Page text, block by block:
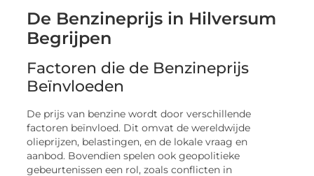
De Benzineprijs in Hilversum
Begrijpen
Factoren die de Benzineprijs
Beïnvloeden
De prijs van benzine wordt door verschillende
factoren beïnvloed. Dit omvat de wereldwijde
olieprijzen, belastingen, en de lokale vraag en
aanbod. Bovendien spelen ook geopolitieke
gebeurtenissen een rol, zoals conflicten in